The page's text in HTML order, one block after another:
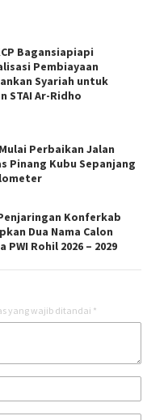
Bagansiapiapi
Pembiayaan
Syariah untuk
STAI Ar-Ridho
Perbaikan Jalan
Pinang Kubu Sepanjang
Konferkab
Dua Nama Calon
PWI Rohil 2026 – 2029
yang wajib ditandai *